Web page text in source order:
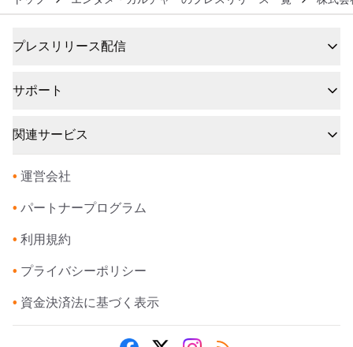
プレスリリース配信
サポート
関連サービス
• 運営会社
• パートナープログラム
• 利用規約
• プライバシーポリシー
• 資金決済法に基づく表示